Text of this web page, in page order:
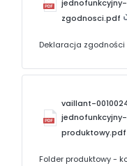
zgodnosci.pdf
Deklaracja zgodności
vaillant-
produktowy.pdf
Folder produktowy -